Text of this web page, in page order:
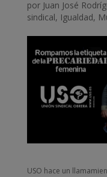
por Juan José
sindical, Igualdad,
USO hace un